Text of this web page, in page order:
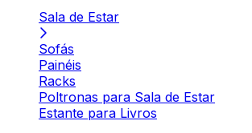
Sala de Estar
Sofás
Painéis
Racks
Poltronas para Sala de Estar
Estante para Livros